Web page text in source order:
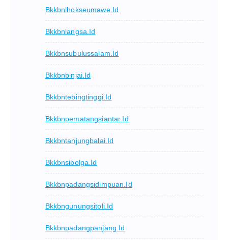
Bkkbnlhokseumawe.id
Bkkbnlangsa.id
Bkkbnsubulussalam.id
Bkkbnbinjai.id
Bkkbntebingtinggi.id
Bkkbnpematangsiantar.id
Bkkbntanjungbalai.id
Bkkbnsibolga.id
Bkkbnpadangsidimpuan.id
Bkkbngunungsitoli.id
Bkkbnpadangpanjang.id